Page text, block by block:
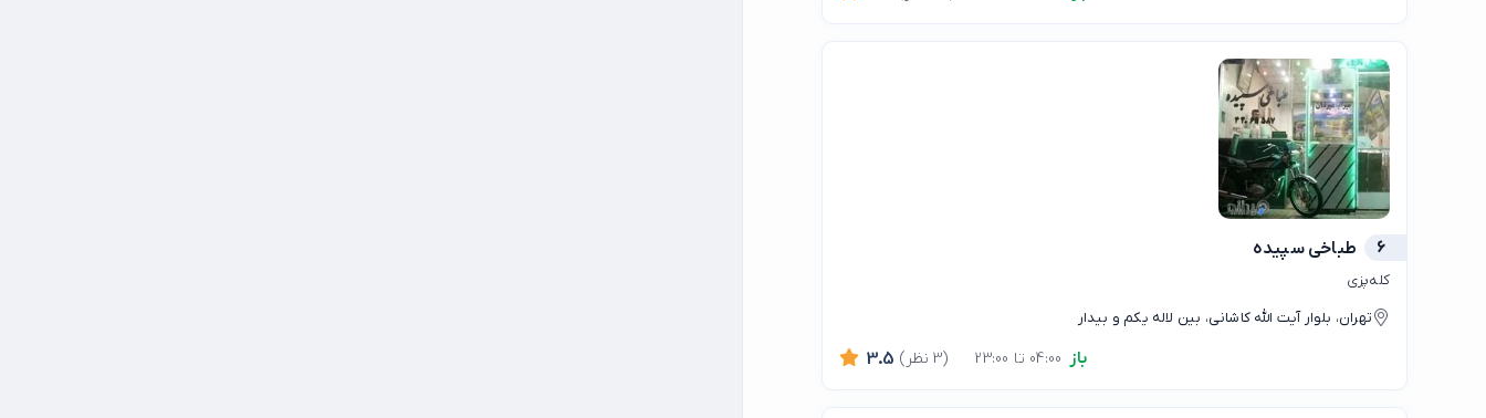
6 طباخی سپیده
کله‌پزی
تهران، بلوار آیت الله کاشانی، بین لاله یکم و بیدار
باز 3.5 (3 نظر)